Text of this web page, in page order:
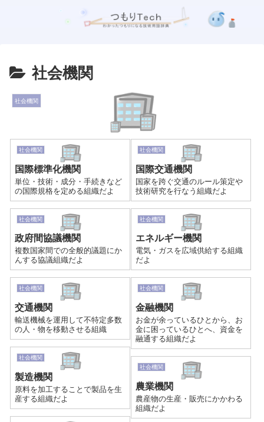
社会機関
社会機関
社会機関
国際標準化機関
単位・技術・成分・手続きなど
の国際規格を定める組織だよ
社会機関
国際交通機関
国家を跨ぐ交通のルール策定や
技術研究を行なう組織だよ
社会機関
政府間協議機関
複数国家間での全般的議題にか
んする協議組織だよ
社会機関
エネルギー機関
電気・ガスを広域供給する組織
だよ
社会機関
交通機関
輸送機械を運用して不特定多数
の人・物を移動させる組織
社会機関
金融機関
お金が余っているひとから、お
金に困っているひとへ、資金を
融通する組織だよ
社会機関
製造機関
原料を加工することで製品を生
産する組織だよ
社会機関
農業機関
農産物の生産・販売にかかわる
組織だよ